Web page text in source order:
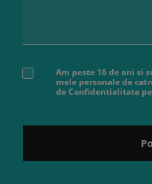
Am peste 16 de ani si
mele personale de
de Confidentialitate